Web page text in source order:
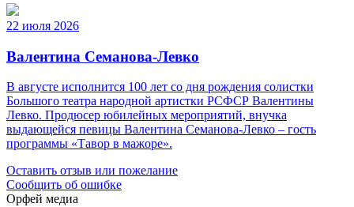
22 июля 2026
Валентина Семанова-Левко
В августе исполнится 100 лет со дня рождения солистки
Большого театра народной артистки РСФСР Валентины
Левко. Продюсер юбилейных мероприятий, внучка
выдающейся певицы Валентина Семанова-Левко – гость
программы «Тавор в мажоре».
Оставить отзыв или пожелание
Сообщить об ошибке
Орфей медиа